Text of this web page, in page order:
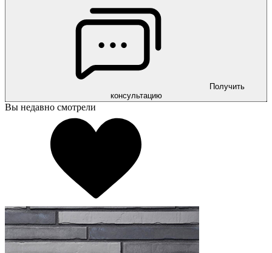
Получить
консультацию
Вы недавно смотрели